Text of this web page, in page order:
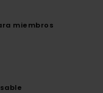
miembros